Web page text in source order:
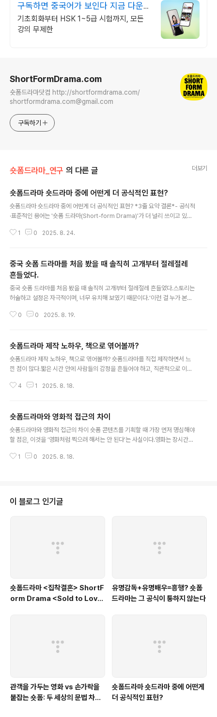
구독하면 중국어가 보인다 지금 다운로
드 받기
기초회화부터 HSK 1~5급 시험까지, 모든
강의 무제한
ShortFormDrama.com
숏폼드라마닷컴 http://shortformdrama.com/
shortformdrama.com@gmail.com
구독하기
숏폼드라마_연구 의 다른 글 더보기
숏폼드라마 숏드라마 중에 어떤게 더 공식적인 표현?
숏폼드라마 숏드라마 중에 어떤게 더 공식적인 표현? *3줄 요약 결론*- 공식적
·표준적인 용어는 '숏폼 드라마(Short-form Drama)'가 더 널리 쓰이고 있다.
칭은 아니다.- 학술자료, 관련 정책, 미디어 기사 등 모두 '숏폼 드라마'를 정식
태의 드라마 콘텐츠를 지칭하는 공식 용어다. 학술 문헌, 정책 보고서, 미디어 기
사 및 현행 콘텐츠 산업에서 모두 표준적으로 쓰이고 있다 특히, 중국이나 해외
시장, 그리고 국내 정부기관·학회 등 공..
1 0 2025. 8. 24.
중국 숏폼 드라마를 처음 봤을 때 솔직히 고개부터 절레절레
흔들었다.
중국 숏폼 드라마를 처음 봤을 때 솔직히 고개부터 절레절레 흔들었다.스토리는
허술하고 설정은 자극적이며, 너무 유치해 보였기 때문이다.‘이런 걸 누가 본다
비웃으며 넘기던 장면도 결국 다음 이야기가 궁금해졌다.앱을 설치하고, 결국
뻔한 소재를 단 2분 안에 압축해 보여주고, 누구나 이해할 수 있는 감정을 즉시
자극한다.예술성이나 개연성보다는 몰입감과 속도감이 핵심이다.그리고 그 단
순함이 오히려 시청자를 끌어당긴다.실제로 글로벌 숏폼 시장의 70%를 중국이
0 0 2025. 8. 19.
숏폼드라마 제작 노하우, 책으로 엮어볼까?
숏폼드라마 제작 노하우, 책으로 엮어볼까? 숏폼드라마를 직접 제작하면서 느
낀 점이 많다.짧은 시간 안에 사람들의 감정을 흔들어야 하고, 직관적으로 이해
지 모든 요소가 긴 호흡의 영화나 드라마와는 전혀 다르다.이 과정에서 자연스
지 않을까. 숏폼은 지금 가장 빠르게 성장하는 콘텐츠 시장 중 하나다.많은 창작
자와 제작사들이 뛰어들고 있지만, 여전히 이 분야를 체계적으로 다룬 자료는
드물다.대부분은 현장에서 부딪히며 배우고, 플랫폼의 트렌드에 휘둘리며 시행
4 1 2025. 8. 18.
숏폼드라마와 영화적 접근의 차이
숏폼드라마와 영화적 접근의 차이 숏폼 콘텐츠를 기획할 때 가장 먼저 명심해야
할 점은, 이것을 ‘영화처럼 찍으려 해서는 안 된다’는 사실이다.영화는 장시간의
적이고 직관적이며, 빠르게 몰입할 수 있어야 한다.관객이 생각할 시간을 주기
하더라도, 순간의 감정적 터치와 직관적 전개가 재미를 만들어낸다.이는 중드
(중국 드라마)에 대한 반응에서도 확인할 수 있다.많은 사람들이 “유치하지만
1 0 2025. 8. 18.
이 블로그 인기글
숏폼드라마 <집착결혼> ShortF
orm Drama <Sold to Love
유명감독+유명배우=흥행? 숏폼
드라마는 그 공식이 통하지 않는다
관객을 가두는 영화 vs 손가락을
붙잡는 숏폼: 두 세상의 문법 차이
숏폼드라마 숏드라마 중에 어떤게
더 공식적인 표현?